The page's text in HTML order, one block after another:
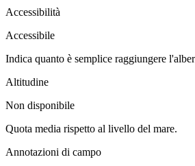
Accessibilità
Accessibile
Indica quanto è semplice raggiungere
Altitudine
Non disponibile
Quota media rispetto al livello del mare.
Annotazioni di campo